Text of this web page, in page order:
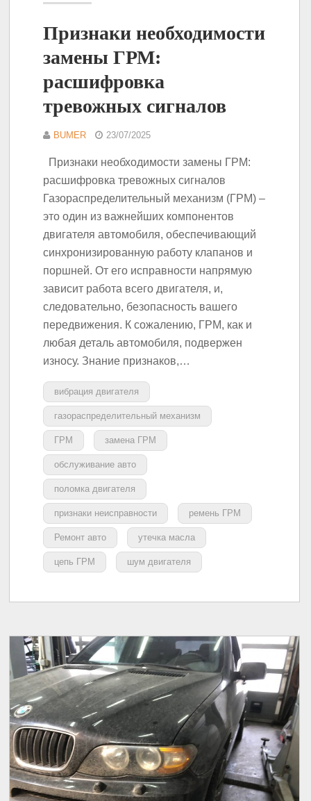
Признаки необходимости
замены ГРМ:
расшифровка
тревожных сигналов
BUMER 23/07/2025
Признаки необходимости замены ГРМ:
расшифровка тревожных сигналов
Газораспределительный механизм (ГРМ) –
это один из важнейших компонентов
двигателя автомобиля, обеспечивающий
синхронизированную работу клапанов и
поршней. От его исправности напрямую
зависит работа всего двигателя, и,
следовательно, безопасность вашего
передвижения. К сожалению, ГРМ, как и
любая деталь автомобиля, подвержен
износу. Знание признаков,…
вибрация двигателя
газораспределительный механизм
ГРМ замена ГРМ
обслуживание авто
поломка двигателя
признаки неисправности ремень ГРМ
Ремонт авто утечка масла
цепь ГРМ шум двигателя